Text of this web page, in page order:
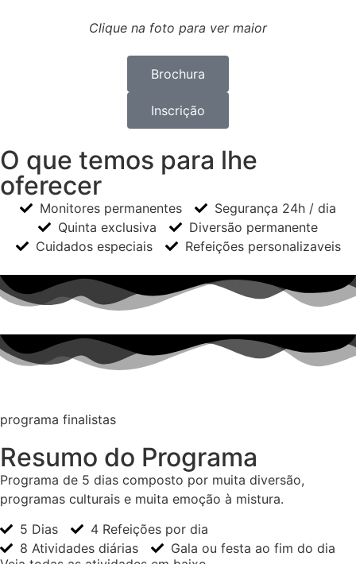
Clique na foto para ver maior
Brochura
Inscrição
O que temos para lhe
oferecer
Monitores permanentes
Segurança 24h / dia
Quinta exclusiva
Diversão permanente
Cuidados especiais
Refeições personalizaveis
programa finalistas
Resumo do Programa
Programa de 5 dias composto por muita diversão,
programas culturais e muita emoção à mistura.
5 Dias
4 Refeições por dia
8 Atividades diárias
Gala ou festa ao fim do dia